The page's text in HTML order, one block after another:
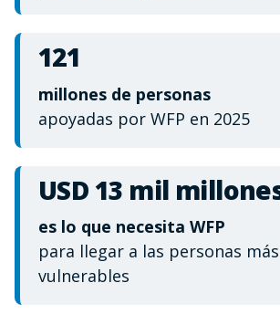
121
millones de personas
apoyadas por WFP en 2025
USD 13 mil
es lo que necesita WFP
para llegar a las personas más
vulnerables